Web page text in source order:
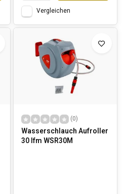
Vergleichen
(0)
Wasserschlauch Aufroller
30 lfm WSR30M